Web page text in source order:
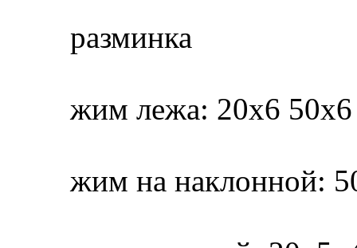
разминка
жим лежа: 20х6
жим на наклонной: